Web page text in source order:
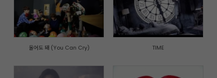
울어도 돼 (You Can Cry) TIME